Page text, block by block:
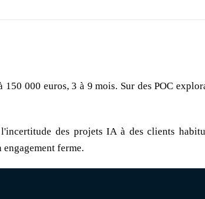
000 euros, 3 à 9 mois. Sur des POC
des projets IA à des clients
ferme.